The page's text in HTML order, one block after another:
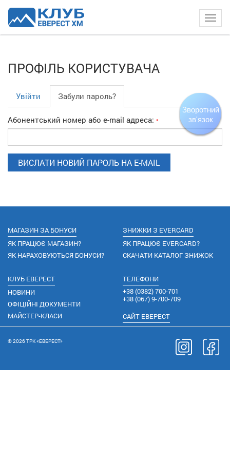
Зворотний
зв'язок
ПРОФІЛЬ КОРИСТУВАЧА
Увійти Забули пароль?
Абонентський номер або e-mail адреса: *
МАГАЗИН ЗА БОНУСИ
ЯК ПРАЦЮЄ МАГАЗИН?
ЯК НАРАХОВУЮТЬСЯ БОНУСИ?
ЗНИЖКИ З EVERCARD
ЯК ПРАЦЮЄ EVERCARD?
СКАЧАТИ КАТАЛОГ ЗНИЖОК
КЛУБ ЕВЕРЕСТ
НОВИНИ
ОФІЦІЙНІ ДОКУМЕНТИ
МАЙСТЕР-КЛАСИ
ТЕЛЕФОНИ
+38(0382) 700-701
+38(067) 9-700-709
САЙТ ЕВЕРЕСТ
© 2026 ТРК «ЕВЕРЕСТ»